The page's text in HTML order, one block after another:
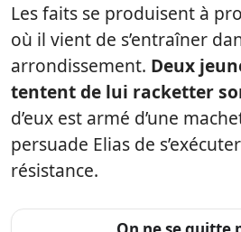
Les faits se produisent à
où il vient de s’entraîner
arrondissement. Deux
tentent de lui racketter
d’eux est armé d’une
persuade Elias de
résistance.